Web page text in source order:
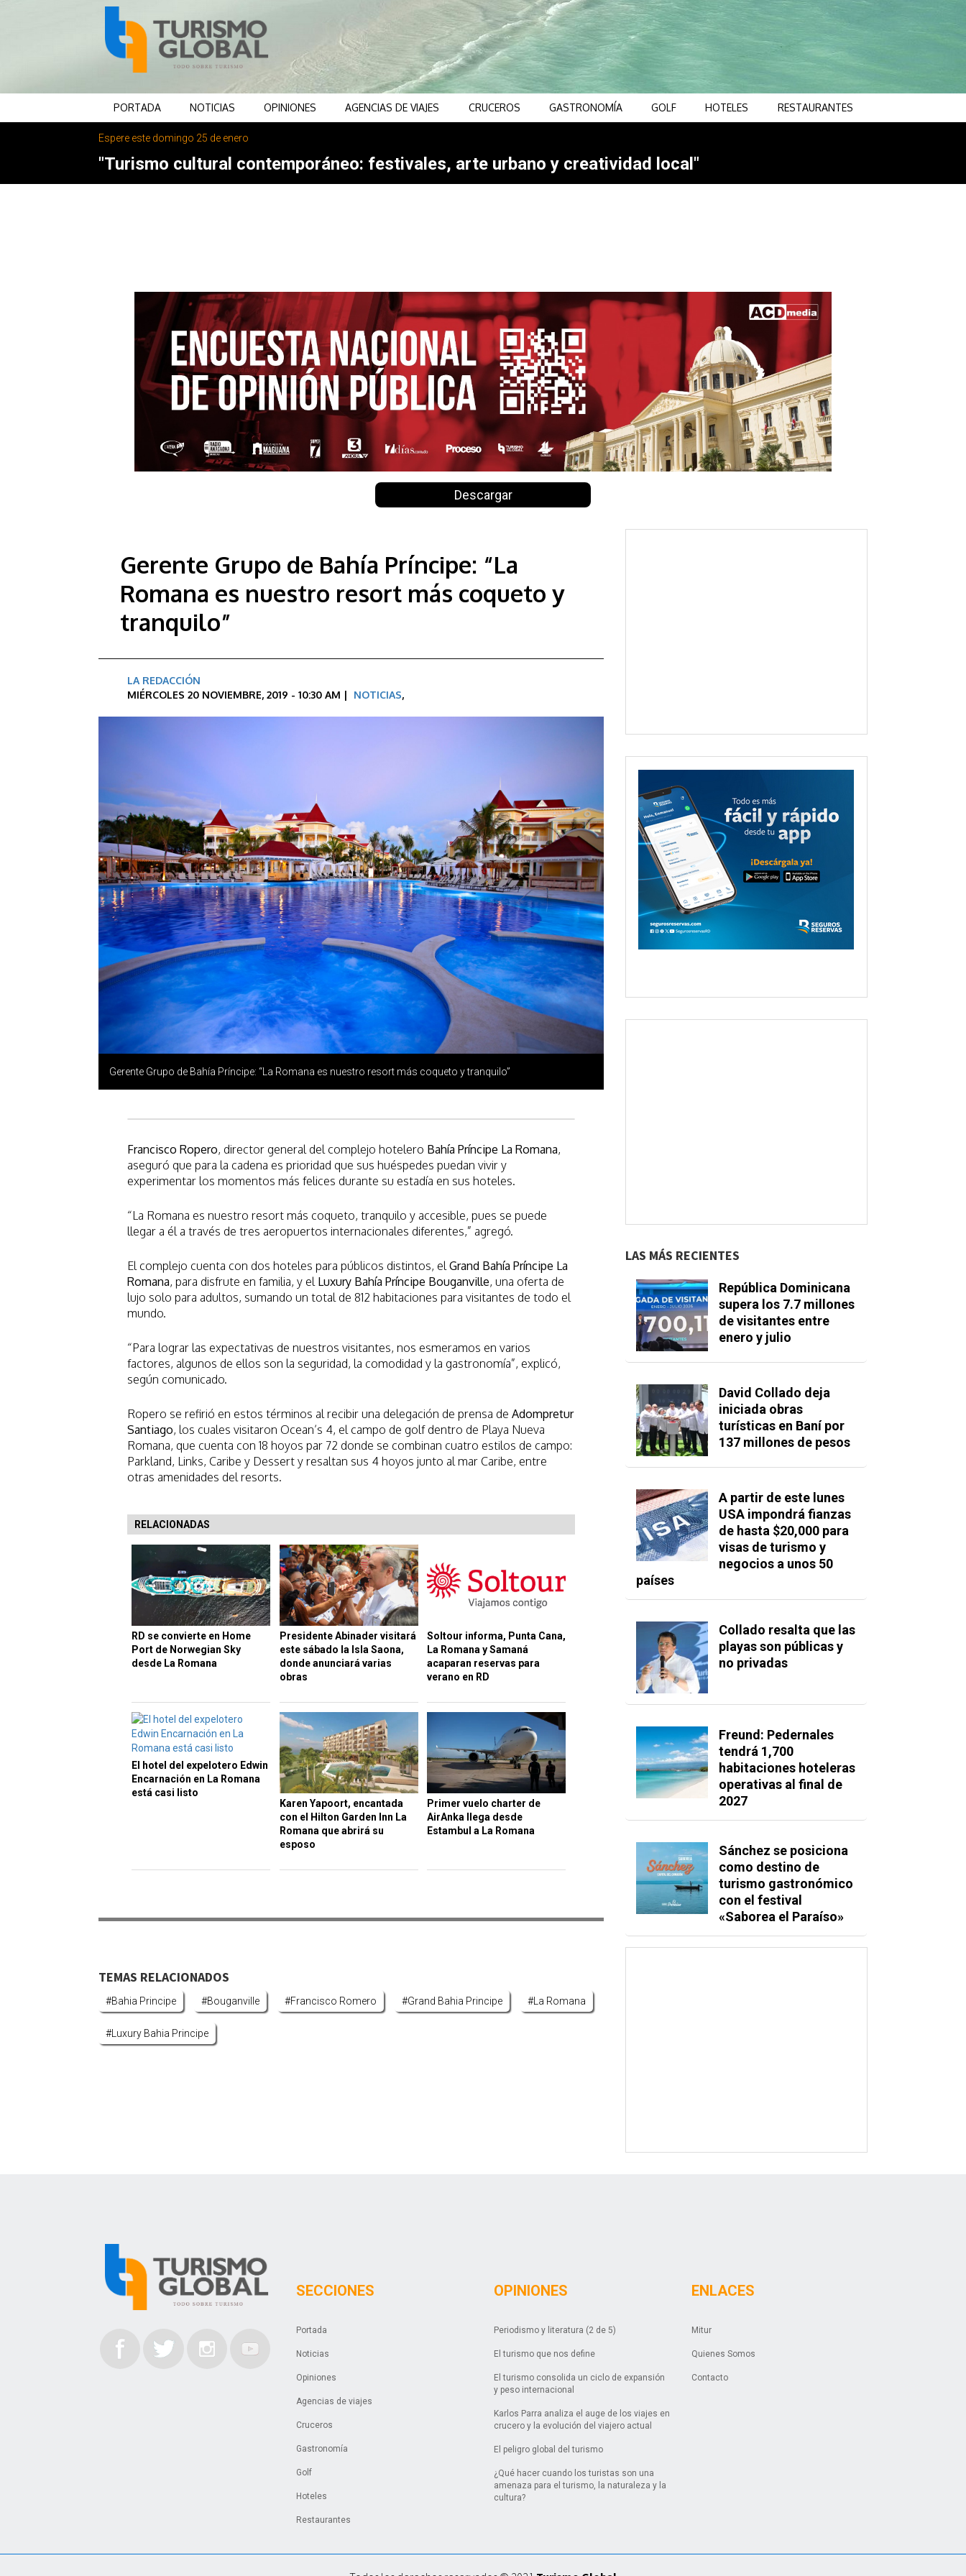
PORTADA NOTICIAS OPINIONES AGENCIAS DE VIAJES CRUCEROS GASTRONOMÍA GOLF HOTELES RESTAURANTES
Espere este domingo 25 de enero
"Turismo cultural contemporáneo: festivales, arte urbano y creatividad local"
Descargar
Gerente Grupo de Bahía Príncipe: “La
Romana es nuestro resort más coqueto y
tranquilo”
LA REDACCIÓN
MIÉRCOLES 20 NOVIEMBRE, 2019 - 10:30 AM | NOTICIAS,
Gerente Grupo de Bahía Príncipe: “La Romana es nuestro resort más coqueto y tranquilo”
Francisco Ropero, director general del complejo hotelero Bahía Príncipe La Romana,
aseguró que para la cadena es prioridad que sus huéspedes puedan vivir y
experimentar los momentos más felices durante su estadía en sus hoteles.
“La Romana es nuestro resort más coqueto, tranquilo y accesible, pues se puede
llegar a él a través de tres aeropuertos internacionales diferentes,” agregó.
El complejo cuenta con dos hoteles para públicos distintos, el Grand Bahía Príncipe La
Romana, para disfrute en familia, y el Luxury Bahía Príncipe Bouganville, una oferta de
lujo solo para adultos, sumando un total de 812 habitaciones para visitantes de todo el
mundo.
“Para lograr las expectativas de nuestros visitantes, nos esmeramos en varios
factores, algunos de ellos son la seguridad, la comodidad y la gastronomía”, explicó,
según comunicado.
Ropero se refirió en estos términos al recibir una delegación de prensa de Adompretur
Santiago, los cuales visitaron Ocean’s 4, el campo de golf dentro de Playa Nueva
Romana, que cuenta con 18 hoyos par 72 donde se combinan cuatro estilos de campo:
Parkland, Links, Caribe y Dessert y resaltan sus 4 hoyos junto al mar Caribe, entre
otras amenidades del resorts.
RELACIONADAS
RD se convierte en Home
Port de Norwegian Sky
desde La Romana
Presidente Abinader visitará
este sábado la Isla Saona,
donde anunciará varias
obras
Soltour informa, Punta Cana,
La Romana y Samaná
acaparan reservas para
verano en RD
El hotel del expelotero Edwin
Encarnación en La Romana
está casi listo
Karen Yapoort, encantada
con el Hilton Garden Inn La
Romana que abrirá su
esposo
Primer vuelo charter de
AirAnka llega desde
Estambul a La Romana
TEMAS RELACIONADOS
#bahia Principe #bouganville #francisco Romero #grand Bahia Principe #la Romana
#luxury Bahia Principe
LAS MÁS RECIENTES
República Dominicana
supera los 7.7 millones
de visitantes entre
enero y julio
David Collado deja
iniciada obras
turísticas en Baní por
137 millones de pesos
A partir de este lunes
USA impondrá fianzas
de hasta $20,000 para
visas de turismo y
negocios a unos 50
países
Collado resalta que las
playas son públicas y
no privadas
Freund: Pedernales
tendrá 1,700
habitaciones hoteleras
operativas al final de
2027
Sánchez se posiciona
como destino de
turismo gastronómico
con el festival
«Saborea el Paraíso»
SECCIONES
Portada
Noticias
Opiniones
Agencias de viajes
Cruceros
Gastronomía
Golf
Hoteles
Restaurantes
OPINIONES
Periodismo y literatura (2 de 5)
El turismo que nos define
El turismo consolida un ciclo de expansión
y peso internacional
Karlos Parra analiza el auge de los viajes en
crucero y la evolución del viajero actual
El peligro global del turismo
¿Qué hacer cuando los turistas son una
amenaza para el turismo, la naturaleza y la
cultura?
ENLACES
Mitur
Quienes Somos
Contacto